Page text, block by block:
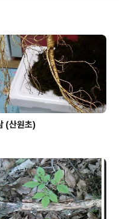
서 살거
다는 것
는 인생
뜬다 가
(산원초)